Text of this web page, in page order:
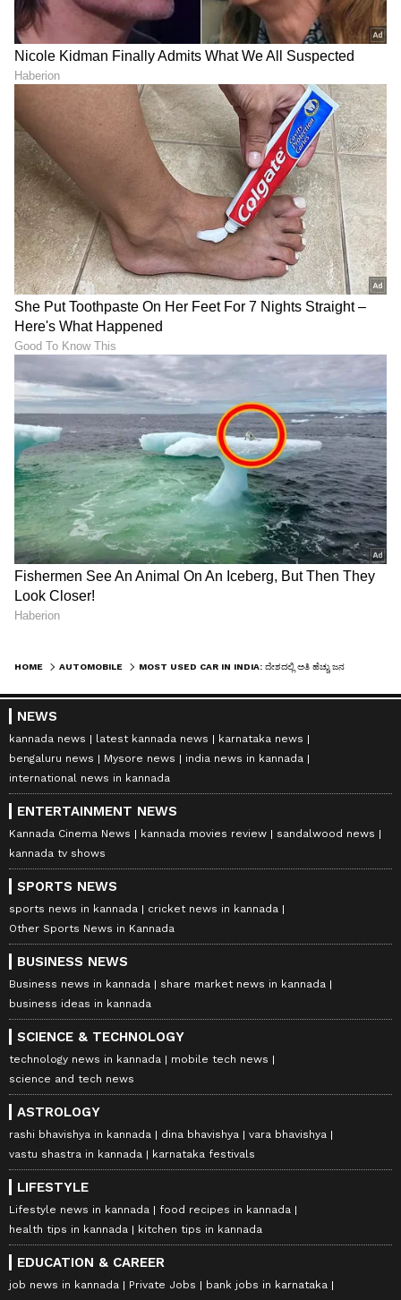
HOME AUTOMOBILE
NEWS
kannada news latest kannada news
karnataka news
bengaluru news
Mysore news
india news in kannada
international news in kannada
ENTERTAINMENT NEWS
Kannada Cinema News kannada movies review
sandalwood news
kannada tv shows
SPORTS NEWS
sports news in kannada
cricket news in kannada
Other Sports News in Kannada
BUSINESS NEWS
Business news in kannada
share market news in kannada
business ideas in kannada
SCIENCE & TECHNOLOGY
technology news in kannada
mobile tech news
science and tech news
ASTROLOGY
rashi bhavishya in kannada dina bhavishya
vara bhavishya
vastu shastra in kannada
karnataka festivals
LIFESTYLE
Lifestyle news in kannada
food recipes in kannada
health tips in kannada
kitchen tips in kannada
EDUCATION & CAREER
job news in kannada Private Jobs
bank jobs in karnataka